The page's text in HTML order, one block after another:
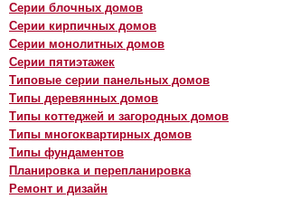
Серии блочных домов
Серии кирпичных домов
Серии монолитных домов
Серии пятиэтажек
Типовые серии панельных домов
Типы деревянных домов
Типы коттеджей и загородных домов
Типы многоквартирных домов
Типы фундаментов
Планировка и перепланировка
Ремонт и дизайн